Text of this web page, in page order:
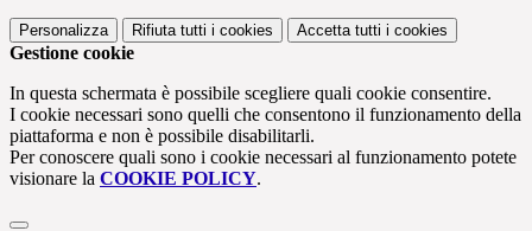
Personalizza Rifiuta tutti i cookies Accetta tutti i cookies
Gestione cookie
In questa schermata è possibile scegliere quali cookie consentire.
I cookie necessari sono quelli che consentono il funzionamento della
piattaforma e non è possibile disabilitarli.
Per conoscere quali sono i cookie necessari al funzionamento potete
visionare la COOKIE POLICY.